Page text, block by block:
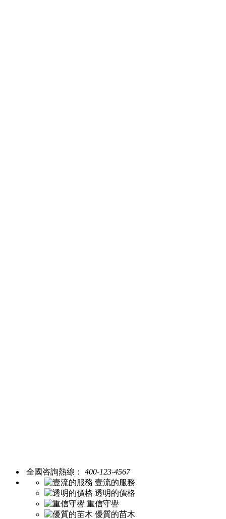
全國咨詢熱線： 400-123-4567
壹流的服務
透明的價格
重信守譽
優質的苗木